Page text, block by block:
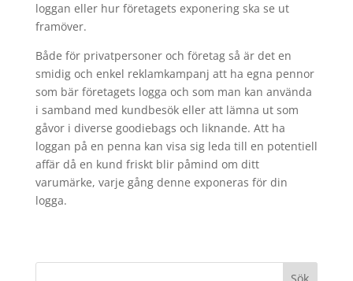
loggan eller hur företagets exponering ska se ut
framöver.
Både för privatpersoner och företag så är det en
smidig och enkel reklamkampanj att ha egna pennor
som bär företagets logga och som man kan använda
i samband med kundbesök eller att lämna ut som
gåvor i diverse goodiebags och liknande. Att ha
loggan på en penna kan visa sig leda till en potentiell
affär då en kund friskt blir påmind om ditt
varumärke, varje gång denne exponeras för din
logga.